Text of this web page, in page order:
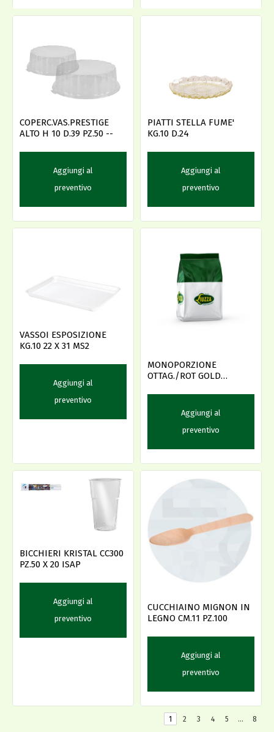
COPERC.VAS.PRESTIGE
ALTO H 10 D.39 PZ.50 --
Aggiungi al
preventivo
PIATTI STELLA FUME'
KG.10 D.24
Aggiungi al
preventivo
VASSOI ESPOSIZIONE
KG.10 22 X 31 MS2
Aggiungi al
preventivo
MONOPORZIONE
OTTAG./ROT GOLD
Aggiungi al
preventivo
BICCHIERI KRISTAL CC300
PZ.50 X 20 ISAP
Aggiungi al
preventivo
CUCCHIAINO MIGNON IN
LEGNO CM.11 PZ.100
Aggiungi al
preventivo
1 2 3 4 5 … 8